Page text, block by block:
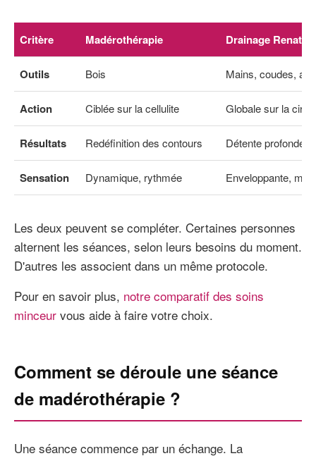
Critère Madérothérapie Drainage Renata
Outils Bois Mains, coudes,
Action Ciblée sur la cellulite Globale sur la
Résultats Redéfinition des contours Détente profonde
Sensation Dynamique, rythmée Enveloppante,
Les deux peuvent se compléter. Certaines personnes
alternent les séances, selon leurs besoins du moment.
D'autres les associent dans un même protocole.
Pour en savoir plus, notre comparatif des soins
minceur vous aide à faire votre choix.
Comment se déroule une séance
de madérothérapie ?
Une séance commence par un échange. La